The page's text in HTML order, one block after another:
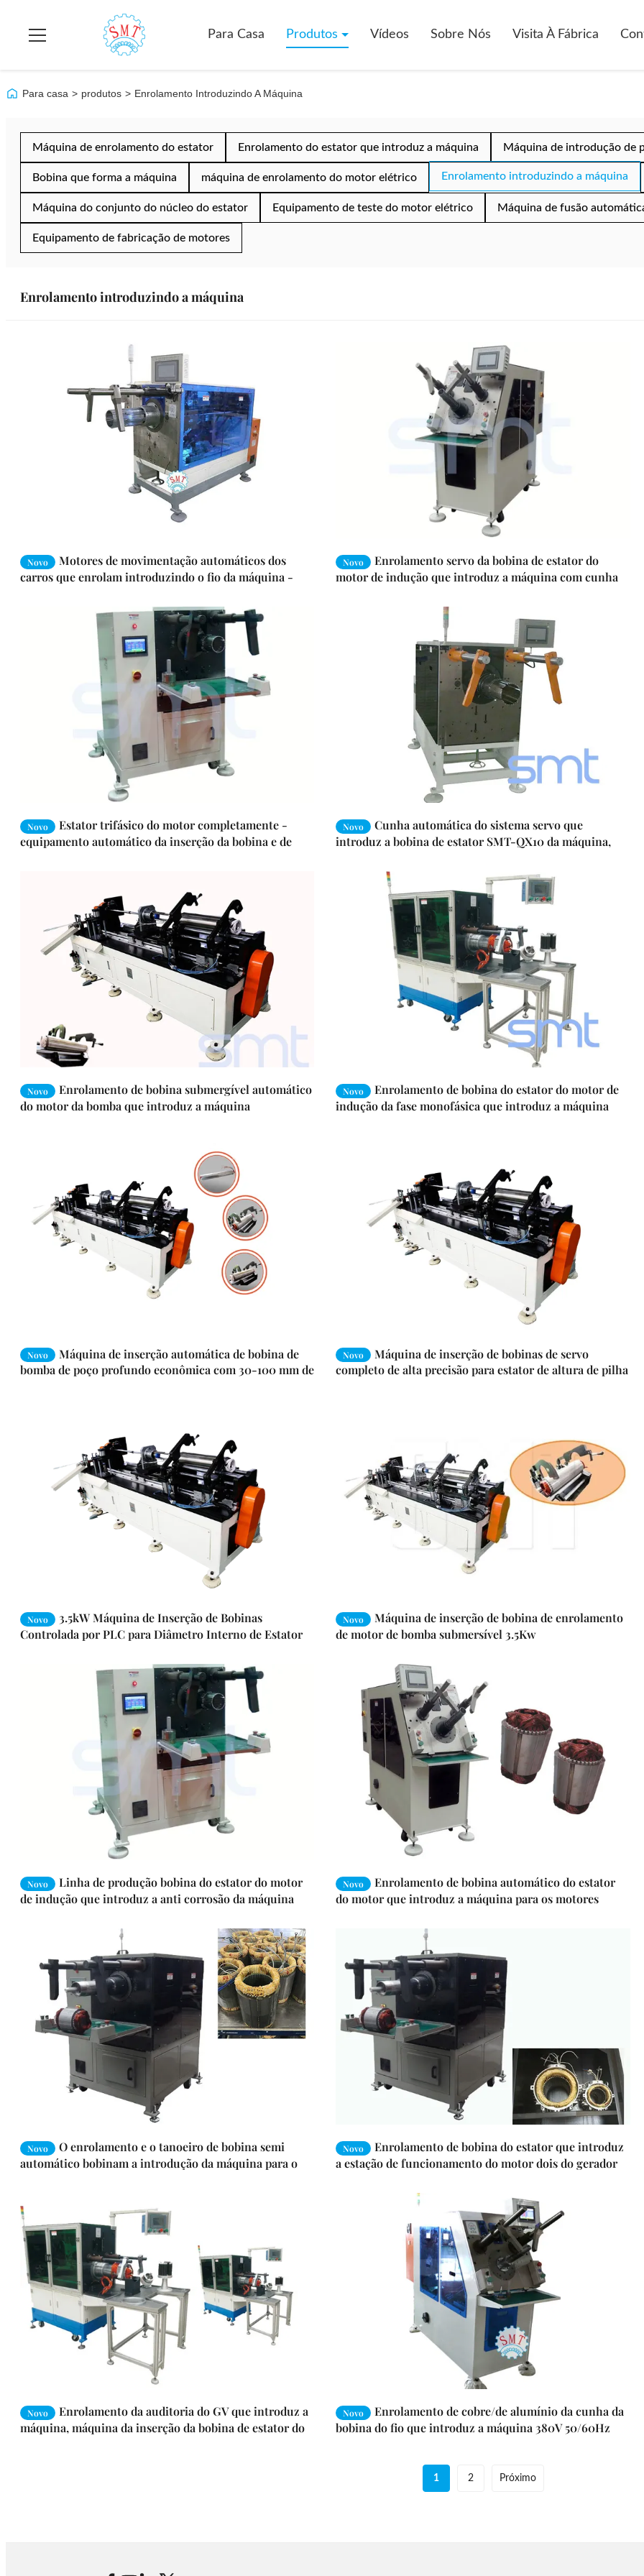
Para Casa Produtos Vídeos Sobre Nós Visita À Fábrica
Para casa > produtos > Enrolamento Introduzindo A Máquina
Máquina de enrolamento do estator Enrolamento do estator que introduz a máquina Máquina de introdução de
Bobina que forma a máquina máquina de enrolamento do motor elétrico Enrolamento introduzindo a máquina
Máquina do conjunto do núcleo do estator Equipamento de teste do motor elétrico Máquina de fusão
Equipamento de fabricação de motores
Enrolamento introduzindo a máquina
Novo
Motores de movimentação automáticos dos
carros que enrolam introduzindo o fio da máquina -
Novo
Enrolamento servo da bobina de estator do
motor de indução que introduz a máquina com cunha
Novo
Estator trifásico do motor completamente -
equipamento automático da inserção da bobina e de
Novo
Cunha automática do sistema servo que
introduz a bobina de estator SMT-QX10 da máquina,
Novo
Enrolamento de bobina submergível automático
do motor da bomba que introduz a máquina
Novo
Enrolamento de bobina do estator do motor de
indução da fase monofásica que introduz a máquina
Novo
Máquina de inserção automática de bobina de
bomba de poço profundo econômica com 30-100 mm de
Novo
Máquina de inserção de bobinas de servo
completo de alta precisão para estator de altura de pilha
Novo
3.5kW Máquina de Inserção de Bobinas
Controlada por PLC para Diâmetro Interno de Estator
Novo
Máquina de inserção de bobina de enrolamento
de motor de bomba submersível 3.5Kw
Novo
Linha de produção bobina do estator do motor
de indução que introduz a anti corrosão da máquina
Novo
Enrolamento de bobina automático do estator
do motor que introduz a máquina para os motores
Novo
O enrolamento e o tanoeiro de bobina semi
automático bobinam a introdução da máquina para o
Novo
Enrolamento de bobina do estator que introduz
a estação de funcionamento do motor dois do gerador
Novo
Enrolamento da auditoria do GV que introduz a
máquina, máquina da inserção da bobina de estator do
Novo
Enrolamento de cobre/de alumínio da cunha da
bobina do fio que introduz a máquina 380V 50/60Hz
1 2 Próximo